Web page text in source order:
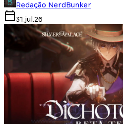
Redação NerdBunker
31.jul.26